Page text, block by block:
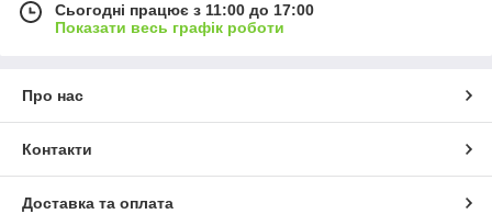
Сьогодні працює з 11:00 до 17:00
Показати весь графік роботи
Про нас
Контакти
Доставка та оплата